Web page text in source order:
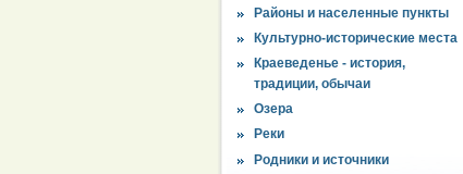
Районы и населенные пункты
Культурно-исторические места
Краеведенье - история,
традиции, обычаи
Озера
Реки
Родники и источники